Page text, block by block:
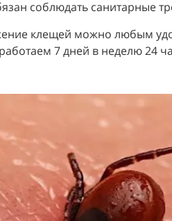
соблюдать санитарные
клещей можно любым
7 дней в неделю 24